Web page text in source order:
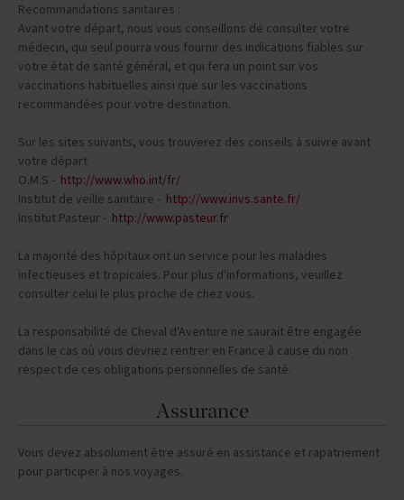
Recommandations sanitaires :
Avant votre départ, nous vous conseillons de consulter votre
médecin, qui seul pourra vous fournir des indications fiables sur
votre état de santé général, et qui fera un point sur vos
vaccinations habituelles ainsi que sur les vaccinations
recommandées pour votre destination.
Sur les sites suivants, vous trouverez des conseils à suivre avant
votre départ
O.M.S - http://www.who.int/fr/
Institut de veille sanitaire - http://www.invs.sante.fr/
Institut Pasteur - http://www.pasteur.fr
La majorité des hôpitaux ont un service pour les maladies
infectieuses et tropicales. Pour plus d'informations, veuillez
consulter celui le plus proche de chez vous.
La responsabilité de Cheval d'Aventure ne saurait être engagée
dans le cas où vous devriez rentrer en France à cause du non
respect de ces obligations personnelles de santé.
Assurance
Vous devez absolument être assuré en assistance et rapatriement
pour participer à nos voyages.